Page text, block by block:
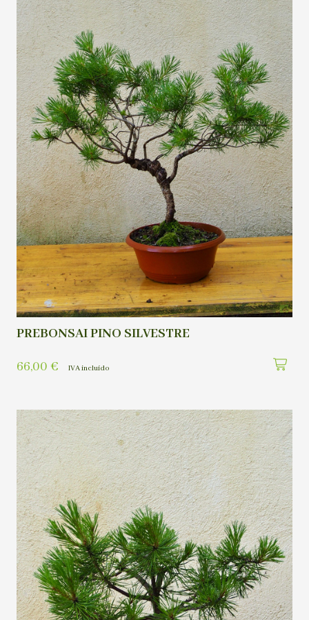
PREBONSAI PINO SILVESTRE
66,00 € IVA incluído